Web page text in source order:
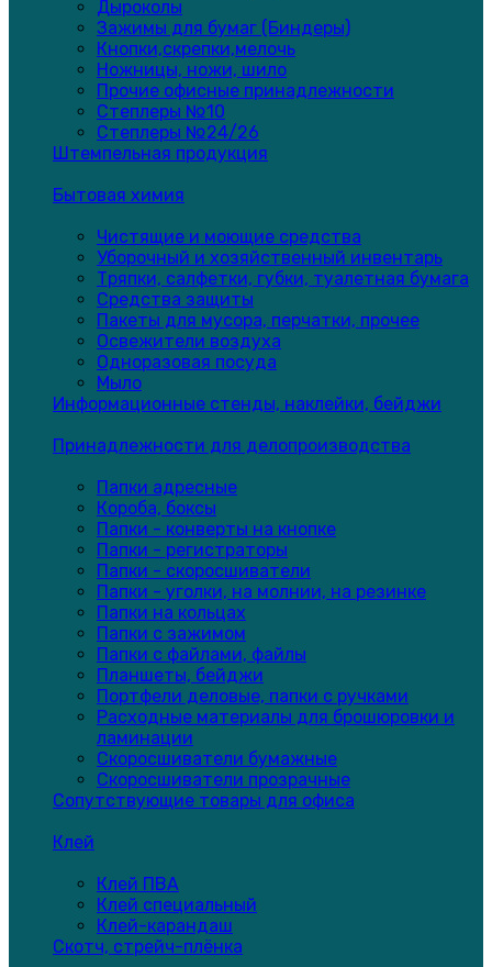
Дыроколы
Зажимы для бумаг (Биндеры)
Кнопки,скрепки,мелочь
Ножницы, ножи, шило
Прочие офисные принадлежности
Степлеры №10
Степлеры №24/26
Штемпельная продукция
Бытовая химия
Чистящие и моющие средства
Уборочный и хозяйственный инвентарь
Тряпки, салфетки, губки, туалетная бумага
Средства защиты
Пакеты для мусора, перчатки, прочее
Освежители воздуха
Одноразовая посуда
Мыло
Информационные стенды, наклейки, бейджи
Принадлежности для делопроизводства
Папки адресные
Короба, боксы
Папки - конверты на кнопке
Папки - регистраторы
Папки - скоросшиватели
Папки - уголки, на молнии, на резинке
Папки на кольцах
Папки с зажимом
Папки с файлами, файлы
Планшеты, бейджи
Портфели деловые, папки с ручками
Расходные материалы для брошюровки и
ламинации
Скоросшиватели бумажные
Скоросшиватели прозрачные
Сопутствующие товары для офиса
Клей
Клей ПВА
Клей специальный
Клей-карандаш
Скотч, стрейч-плёнка